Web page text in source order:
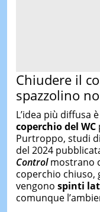
Chiudere il
spazzolino
L’idea più diffusa
coperchio del WC
Purtroppo, studi di
del 2024
Controlmostrano
coperchio chiuso,
vengono spinti
comunque